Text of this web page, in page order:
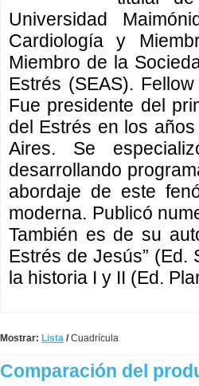
Universidad
Cardiología y
Miembro de la
Estrés (SEAS).
Fue presidente del
del Estrés en los
Aires. Se
desarrollando
abordaje de este
moderna. Publicó
También es de su
Estrés de Jesús” (Ed.
la historia I y II (Ed.
Mostrar: Lista /Cuadrícula
Comparación del